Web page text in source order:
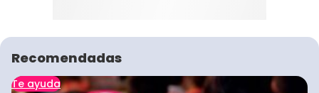
Recomendadas
Te ayuda